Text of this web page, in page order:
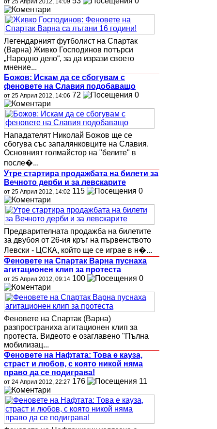
от 25 Април 2012, 14:09
Легендарният футболист на Спартак
(Варна) Живко Господинов потърси
„Народно дело“, за да изрази своето
мнение...
Божов: Искам да се сбогувам с
феновете на Славия подобаващо
от 25 Април 2012, 14:06 72 0
Нападателят Николай Божов ще се
сбогува със запалянковците на Славия.
Основният голмайстор на "белите" в
после�...
Утре стартира продажбата на билети за
Вечното дерби и за левскарите
от 25 Април 2012, 14:02 115 0
Предварителната продажба на билетите
за двубоя от 26-ия кръг на първенството
Левски - ЦСКА, който ще се играе в н�...
Феновете на Спартак Варна пуснаха
агитационен клип за протеста
от 25 Април 2012, 09:14 100 0
Феновете на Спартак (Варна)
разпространиха агитационен клип за
протеста. Видеото е озаглавено "Пълна
мобилизац...
Феновете на Нафтата: Това е кауза,
страст и любов, с която никой няма
право да се подиграва!
от 24 Април 2012, 22:27 176 11